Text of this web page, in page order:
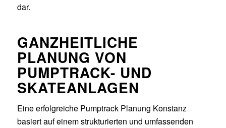
dar.
GANZHEITLICHE
PLANUNG VON
PUMPTRACK- UND
SKATEANLAGEN
Eine erfolgreiche Pumptrack Planung Konstanz
basiert auf einem strukturierten und umfassenden